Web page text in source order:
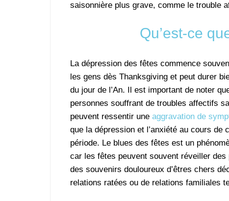
saisonnière plus grave, comme le trouble
Qu’est-ce
La dépression des fêtes commence
les gens dès Thanksgiving et peut durer
du jour de l’An. Il est important de noter
personnes souffrant de troubles affectifs
peuvent ressentir une aggravation de
que la dépression et l’anxiété au cours de
période. Le blues des fêtes est un
car les fêtes peuvent souvent réveiller des
des souvenirs douloureux d’êtres chers
relations ratées ou de relations familiales